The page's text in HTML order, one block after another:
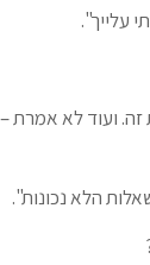
עלייך".
ועוד לא אמרת
הלא נכונות".